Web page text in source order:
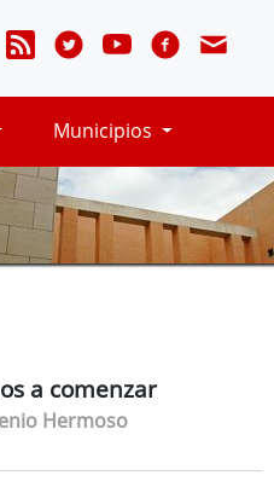
Municipios
a comenzar
Hermoso